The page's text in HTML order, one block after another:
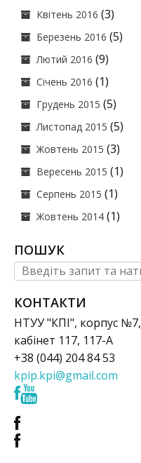
Квітень 2016 (3)
Березень 2016 (5)
Лютий 2016 (9)
Січень 2016 (1)
Грудень 2015 (5)
Листопад 2015 (5)
Жовтень 2015 (3)
Вересень 2015 (1)
Серпень 2015 (1)
Жовтень 2014 (1)
ПОШУК
КОНТАКТИ
НТУУ "КПІ", корпус №7,
кабінет 117, 117-А
+38 (044) 204 84 53
kpip.kpi@gmail.com